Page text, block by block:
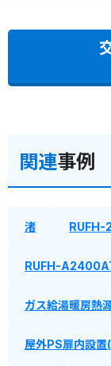
関連事例
渚
RUFH-
ガス給湯暖房熱
屋外PS扉内設置